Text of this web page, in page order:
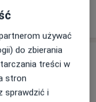
używać
do zbierania
treści w
stron
sprawdzić i